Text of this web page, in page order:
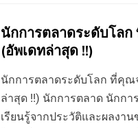
นักการตลาดระดับโล
(อัพเดทล่าสุด !!)
นักการตลาดระดับโลก ที่คุณ
ล่าสุด !!) นักการตลาด นักก
เรียนรู้จากประวัติและผลงา